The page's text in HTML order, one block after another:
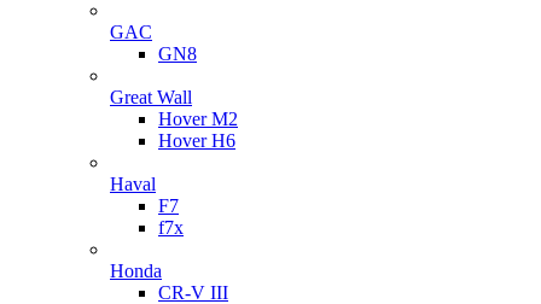
GAC
GN8
Great Wall
Hover M2
Hover H6
Haval
F7
f7x
Honda
CR-V III